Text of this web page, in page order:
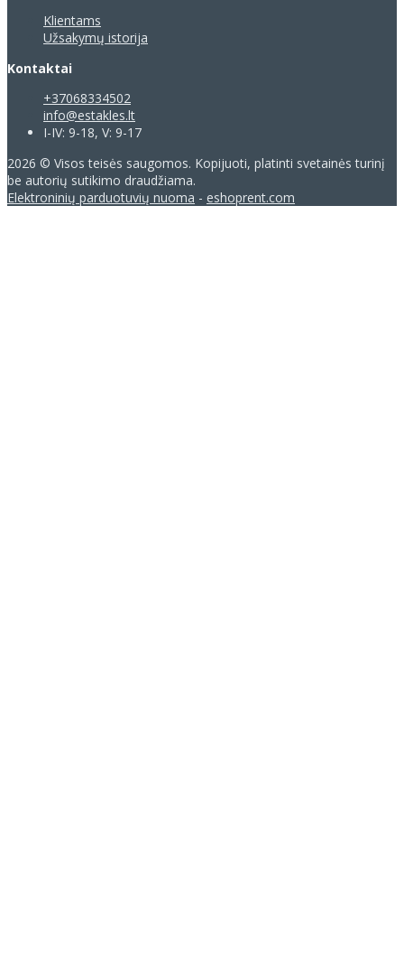
Klientams
Užsakymų istorija
Kontaktai
+37068334502
info@estakles.lt
I-IV: 9-18, V: 9-17
2026 © Visos teisės saugomos. Kopijuoti, platinti svetainės turinį
be autorių sutikimo draudžiama.
Elektroninių parduotuvių nuoma - eshoprent.com